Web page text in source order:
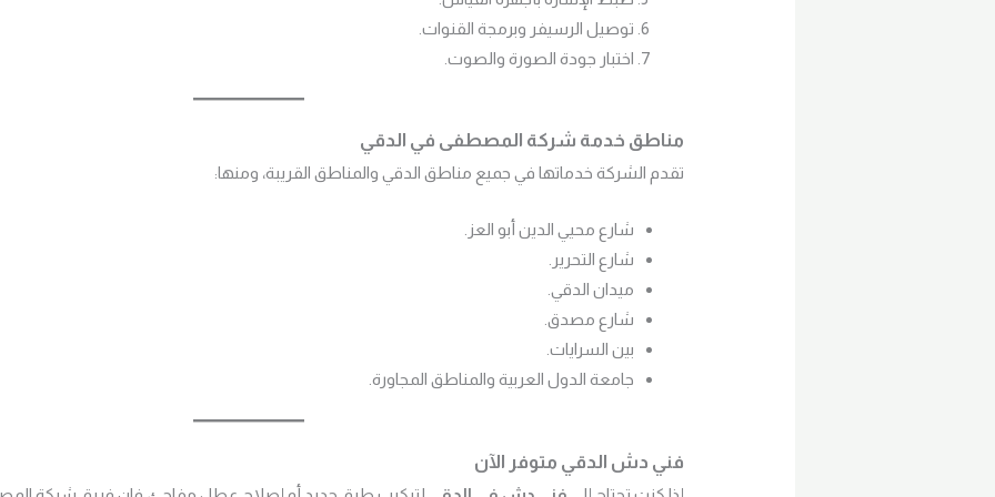
توصيل الرسيفر وبرمجة القنوات.
اختبار جودة الصورة والصوت.
مناطق خدمة شركة المصطفى في الدقي
تقدم الشركة خدماتها في جميع مناطق الدقي والمناطق القريبة، ومنها:
شارع محيي الدين أبو العز.
شارع التحرير.
ميدان الدقي.
شارع مصدق.
بين السرايات.
جامعة الدول العربية والمناطق المجاورة.
فني دش الدقي متوفر الآن